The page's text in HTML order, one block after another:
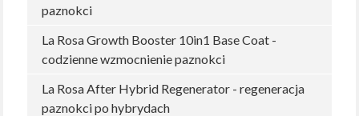
paznokci
La Rosa Growth Booster 10in1 Base Coat -
codzienne wzmocnienie paznokci
La Rosa After Hybrid Regenerator - regeneracja
paznokci po hybrydach